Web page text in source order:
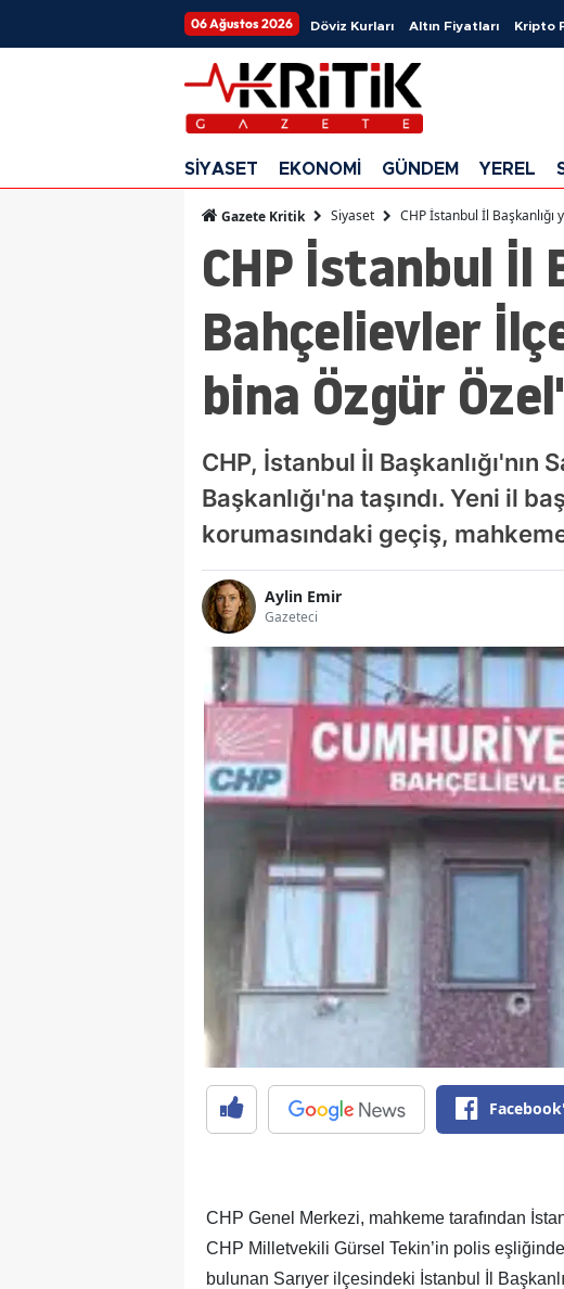
06 Ağustos 2026 Döviz Kurları Altın Fiyatları Kripto
SİYASET EKONOMİ GÜNDEM YEREL
Gazete Kritik Siyaset CHP İstanbul İl
CHP İstanbul İl
Bahçelievler
bina Özgür
CHP, İstanbul İl Başkanlığı'nın
Başkanlığı'na taşındı. Yeni il
korumasındaki geçiş,
Aylin Emir
Gazeteci
CHP Genel Merkezi, mahkeme tarafından
CHP Milletvekili Gürsel Tekin’in polis
bulunan Sarıyer ilçesindeki İstanbul İl